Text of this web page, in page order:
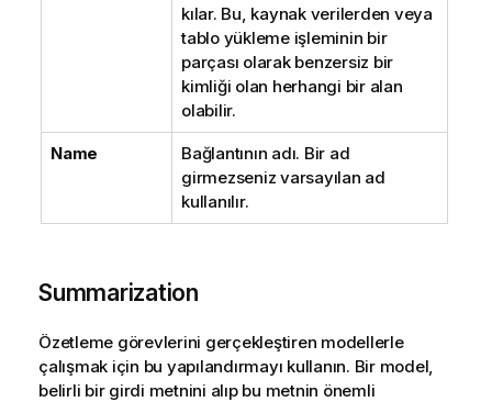
kılar. Bu, kaynak verilerden veya
tablo yükleme işleminin bir
parçası olarak benzersiz bir
kimliği olan herhangi bir alan
olabilir.
Name
Bağlantının adı. Bir ad
girmezseniz varsayılan ad
kullanılır.
Summarization
Özetleme görevlerini gerçekleştiren modellerle
çalışmak için bu yapılandırmayı kullanın. Bir model,
belirli bir girdi metnini alıp bu metnin önemli